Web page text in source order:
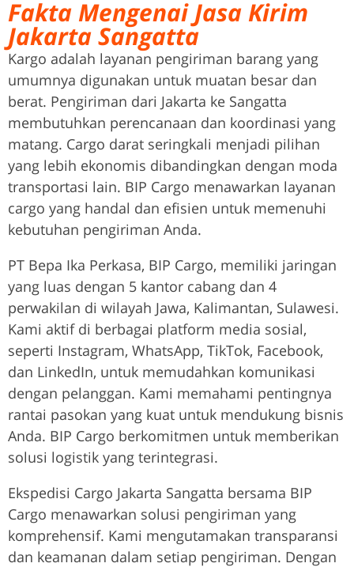
Fakta Mengenai Jasa Kirim
Jakarta Sangatta
Kargo adalah layanan pengiriman barang yang
umumnya digunakan untuk muatan besar dan
berat. Pengiriman dari Jakarta ke Sangatta
membutuhkan perencanaan dan koordinasi yang
matang. Cargo darat seringkali menjadi pilihan
yang lebih ekonomis dibandingkan dengan moda
transportasi lain. BIP Cargo menawarkan layanan
cargo yang handal dan efisien untuk memenuhi
kebutuhan pengiriman Anda.
PT Bepa Ika Perkasa, BIP Cargo, memiliki jaringan
yang luas dengan 5 kantor cabang dan 4
perwakilan di wilayah Jawa, Kalimantan, Sulawesi.
Kami aktif di berbagai platform media sosial,
seperti Instagram, WhatsApp, TikTok, Facebook,
dan LinkedIn, untuk memudahkan komunikasi
dengan pelanggan. Kami memahami pentingnya
rantai pasokan yang kuat untuk mendukung bisnis
Anda. BIP Cargo berkomitmen untuk memberikan
solusi logistik yang terintegrasi.
Ekspedisi Cargo Jakarta Sangatta bersama BIP
Cargo menawarkan solusi pengiriman yang
komprehensif. Kami mengutamakan transparansi
dan keamanan dalam setiap pengiriman. Dengan